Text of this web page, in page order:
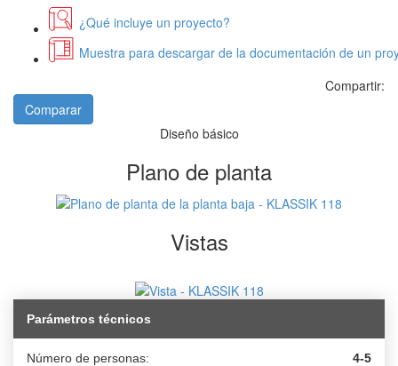
¿Qué incluye un proyecto?
Muestra para descargar de la documentación de un
Compartir:
Comparar
Diseño básico
Plano de planta
Vistas
Parámetros técnicos
Número de personas: 4-5